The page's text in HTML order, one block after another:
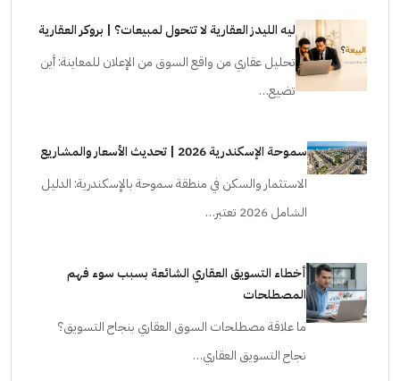
ليه الليدز العقارية لا تتحول لمبيعات؟ | بروكر العقارية
تحليل عقاري من واقع السوق من الإعلان للمعاينة: أين
تضيع…
سموحة الإسكندرية 2026 | تحديث الأسعار والمشاريع
الاستثمار والسكن في منطقة سموحة بالإسكندرية: الدليل
الشامل 2026 تعتبر…
أخطاء التسويق العقاري الشائعة بسبب سوء فهم
المصطلحات
ما علاقة مصطلحات السوق العقاري بنجاح التسويق؟
نجاح التسويق العقاري…